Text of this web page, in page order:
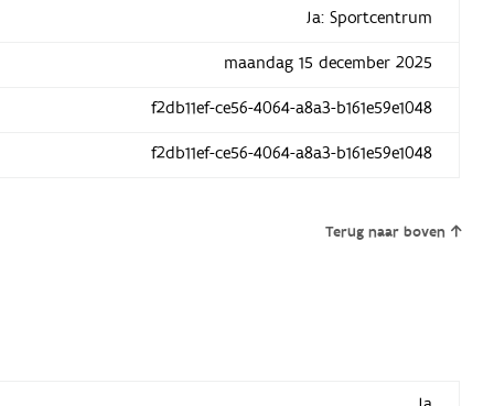
Ja: Sportcentrum
maandag 15 december 2025
f2db11ef-ce56-4064-a8a3-b161e59e1048
f2db11ef-ce56-4064-a8a3-b161e59e1048
Terug naar boven